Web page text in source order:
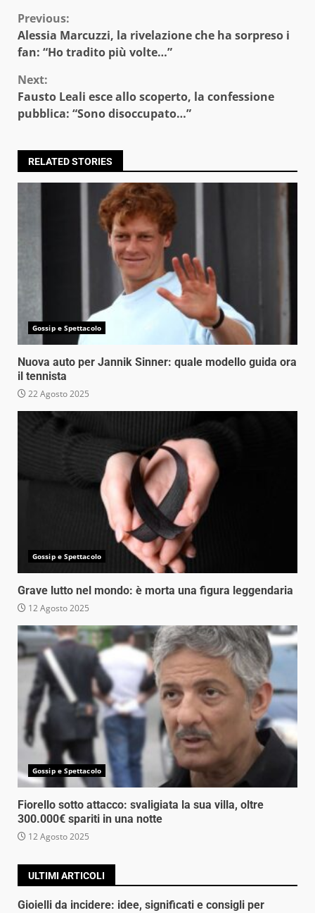
Continue
Reading
Previous:
Alessia Marcuzzi, la rivelazione che ha sorpreso i
fan: “Ho tradito più volte…”
Next:
Fausto Leali esce allo scoperto, la confessione
pubblica: “Sono disoccupato…”
RELATED STORIES
Gossip e Spettacolo
Nuova auto per Jannik Sinner: quale modello guida ora
il tennista
22 Agosto 2025
Gossip e Spettacolo
Grave lutto nel mondo: è morta una figura leggendaria
12 Agosto 2025
Gossip e Spettacolo
Fiorello sotto attacco: svaligiata la sua villa, oltre
300.000€ spariti in una notte
12 Agosto 2025
ULTIMI ARTICOLI
Gioielli da incidere: idee, significati e consigli per